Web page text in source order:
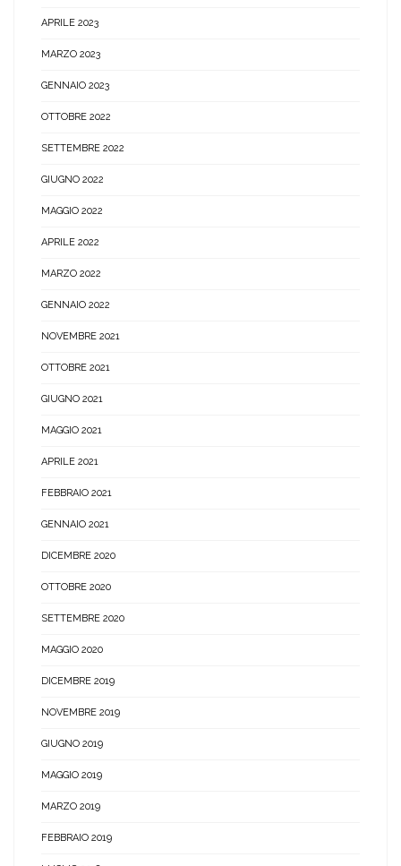
APRILE 2023
MARZO 2023
GENNAIO 2023
OTTOBRE 2022
SETTEMBRE 2022
GIUGNO 2022
MAGGIO 2022
APRILE 2022
MARZO 2022
GENNAIO 2022
NOVEMBRE 2021
OTTOBRE 2021
GIUGNO 2021
MAGGIO 2021
APRILE 2021
FEBBRAIO 2021
GENNAIO 2021
DICEMBRE 2020
OTTOBRE 2020
SETTEMBRE 2020
MAGGIO 2020
DICEMBRE 2019
NOVEMBRE 2019
GIUGNO 2019
MAGGIO 2019
MARZO 2019
FEBBRAIO 2019